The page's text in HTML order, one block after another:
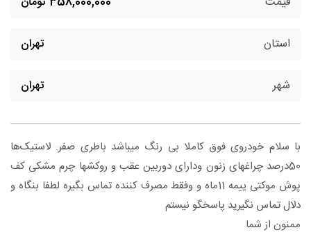
استان تهران
شهر تهران
با سلام خودروی فوق کاملا بی رنگ میباشد باطری صفر. لاستیک‌ها
50درصد چراغهای زنون ودارای دوربین عقب و روکشها چرم مشکی کف
پوش موکتی ییمه 11ماه و وفقط مصرف کننده تماس بگیره لطفا بنگاه و
دلال تماس نگیرید پاسخگو نیستم
ممنون از شما